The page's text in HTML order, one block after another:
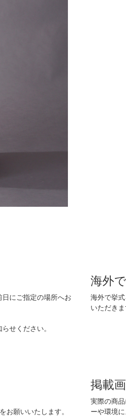
にご指定の場所へお
せください。
海外
海外で挙
いただき
お願いいたします。
掲載
実際の商
ーや環境